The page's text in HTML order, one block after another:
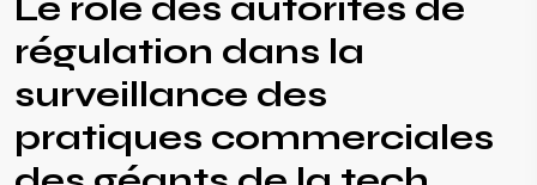
régulation dans la
surveillance des
pratiques commerciales